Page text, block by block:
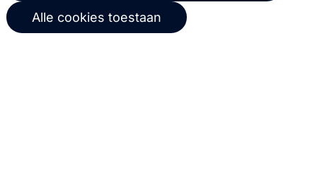
Copernica-nieuws
Carrière bij Copernica
De Ruijterkade 112
1011 AB
Alle cookies toestaan